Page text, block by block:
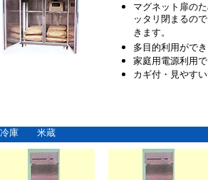
マグネット扉の
ッタリ閉まるの
きます。
多目的利用ができ
家庭用電源利用で
カギ付・見やすい
冷庫 米蔵